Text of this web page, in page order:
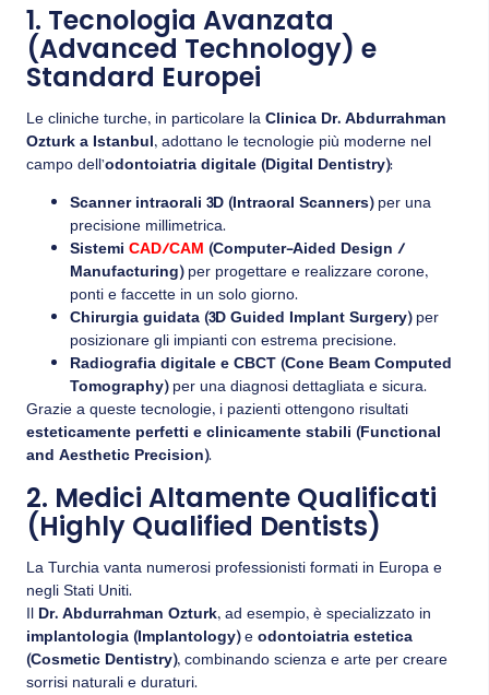
1. Tecnologia Avanzata
(Advanced Technology) e
Standard Europei
Le cliniche turche, in particolare laClinica Dr. Abdurrahman
Ozturk a Istanbul, adottano le tecnologie più moderne nel
campo dell’odontoiatria digitale (Digital Dentistry):
Scanner intraorali 3D (Intraoral Scanners)per una
precisione millimetrica.
Sistemi CAD/CAM (Computer-Aided Design /
Manufacturing)per progettare e realizzare corone,
ponti e faccette in un solo giorno.
Chirurgia guidata (3D Guided Implant Surgery)per
posizionare gli impianti con estrema precisione.
Radiografia digitale e CBCT (Cone Beam Computed
Tomography)per una diagnosi dettagliata e sicura.
Grazie a queste tecnologie, i pazienti ottengono risultati
esteticamente perfetti e clinicamente stabili (Functional
and Aesthetic Precision).
2. Medici Altamente Qualificati
(Highly Qualified Dentists)
La Turchia vanta numerosi professionisti formati in Europa e
negli Stati Uniti.
Il Dr. Abdurrahman Ozturk, ad esempio, è specializzato in
implantologia (Implantology)eodontoiatria estetica
(Cosmetic Dentistry), combinando scienza e arte per creare
sorrisi naturali e duraturi.